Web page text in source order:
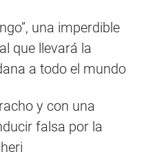
una imperdible
que llevará la
a todo el mundo
y con una
falsa por la